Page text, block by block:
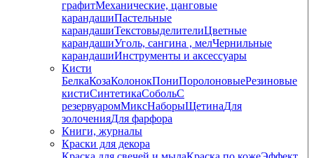
графитМеханические, цанговые
карандашиПастельные
карандашиТекстовыделителиЦветные
карандашиУголь, сангина , мелЧернильные
карандашиИнструменты и аксессуары
Кисти
БелкаКозаКолонокПониПоролоновыеРезиновые
кистиСинтетикаСобольС
резервуаромМиксНаборыЩетинаДля
золоченияДля фарфора
Книги, журналы
Краски для декора